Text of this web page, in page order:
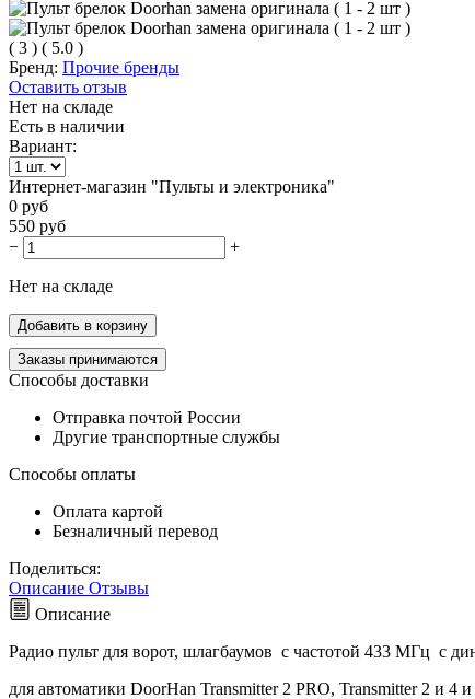
( 3 ) ( 5.0 )
Бренд: Прочие бренды
Оставить отзыв
Нет на складе
Есть в наличии
Вариант:
Интернет-магазин "Пульты и электроника"
0 руб
550 руб
−
+
Нет на складе
Добавить в корзину
Заказы принимаются
Способы доставки
Отправка почтой России
Другие транспортные службы
Способы оплаты
Оплата картой
Безналичный перевод
Поделиться:
Описание Отзывы
Описание
Радио пульт для ворот, шлагбаумов с частотой 433 МГц c
для автоматики DoorHan Transmitter 2 PRO, Transmitter 2 и 4 и